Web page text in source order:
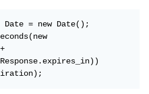
= new Date();